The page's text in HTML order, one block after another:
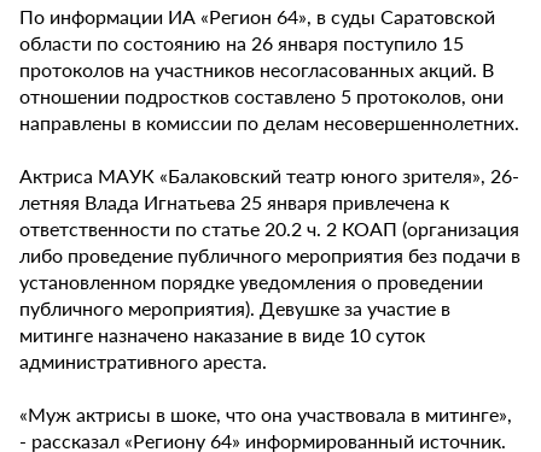
По информации ИА «Регион 64», в суды Саратовской
области по состоянию на 26 января поступило 15
протоколов на участников несогласованных акций. В
отношении подростков составлено 5 протоколов, они
направлены в комиссии по делам несовершеннолетних.
Актриса МАУК «Балаковский театр юного зрителя», 26-
летняя Влада Игнатьева 25 января привлечена к
ответственности по статье 20.2 ч. 2 КОАП (организация
либо проведение публичного мероприятия без подачи в
установленном порядке уведомления о проведении
публичного мероприятия). Девушке за участие в
митинге назначено наказание в виде 10 суток
административного ареста.
«Муж актрисы в шоке, что она участвовала в митинге»,
- рассказал «Региону 64» информированный источник.